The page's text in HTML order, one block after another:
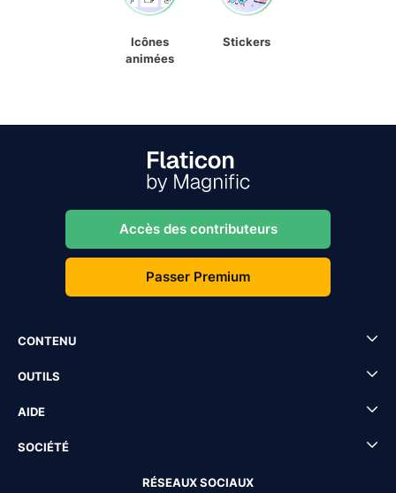
Icônes
animées
Stickers
Accès des contributeurs
Passer Premium
CONTENU
OUTILS
AIDE
SOCIÉTÉ
RÉSEAUX SOCIAUX